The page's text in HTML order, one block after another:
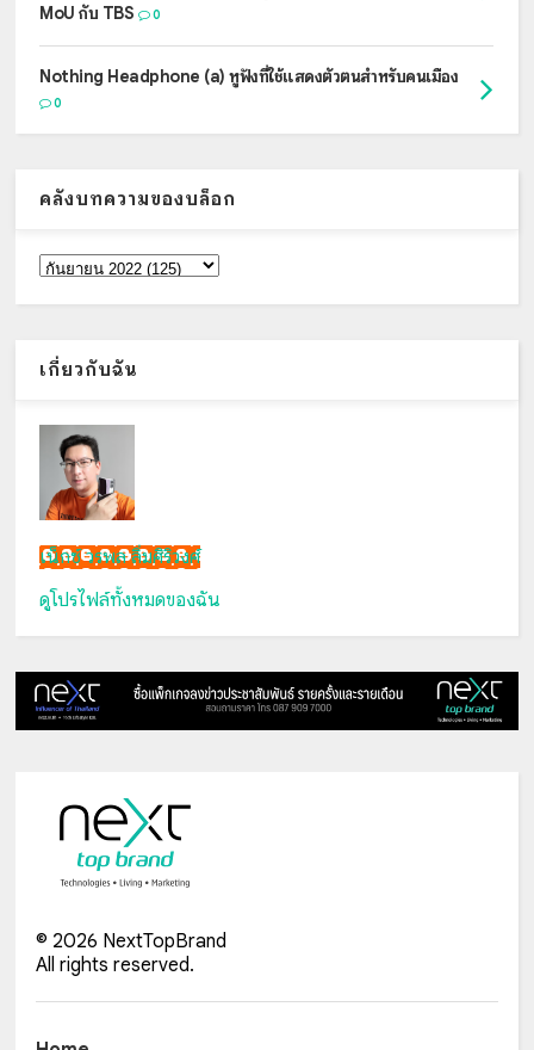
MoU กับ TBS
0
Nothing Headphone (a) หูฟังที่ใช้แสดงตัวตนสำหรับคนเมือง
0
คลังบทความของบล็อก
เกี่ยวกับฉัน
เน็กซ์ วรพล ลิ่มศิริวงศ์
ดูโปรไฟล์ทั้งหมดของฉัน
© 2026 NextTopBrand
All rights reserved.